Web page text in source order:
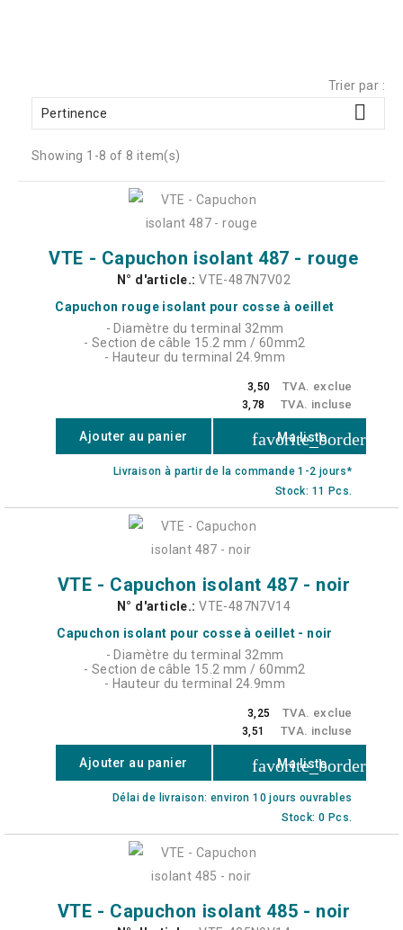
Trier par :
Pertinence

Showing 1-8 of 8 item(s)
VTE - Capuchon isolant 487 - rouge
N° d'article.: VTE-487N7V02
Capuchon rouge isolant pour cosse à oeillet
- Diamètre du terminal 32mm
- Section de câble 15.2 mm / 60mm2
- Hauteur du terminal 24.9mm
3,50 TVA. exclue
3,78 TVA. incluse
Ajouter au panier favorite_border
Ma liste
Livraison à partir de la commande 1-2 jours*
Stock: 11 Pcs.
VTE - Capuchon isolant 487 - noir
N° d'article.: VTE-487N7V14
Capuchon isolant pour cosse à oeillet - noir
- Diamètre du terminal 32mm
- Section de câble 15.2 mm / 60mm2
- Hauteur du terminal 24.9mm
3,25 TVA. exclue
3,51 TVA. incluse
Ajouter au panier favorite_border
Ma liste
Délai de livraison: environ 10 jours ouvrables
Stock: 0 Pcs.
VTE - Capuchon isolant 485 - noir